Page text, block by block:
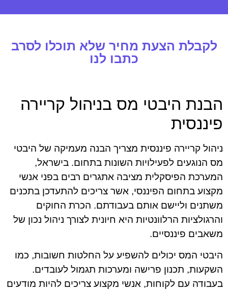
לקבלת הצעת מחיר שלא תוכלו לסרב
כתבו לנו
הבנת היבטי מס בניהול קריירה
פיננסית
ניהול קריירה פיננסית מצריך הבנה מעמיקה של היבטי
מס הנוגעים לפעילויות השונות בתחום. בישראל,
המערכת הפיסקלית מציבה אתגרים רבים בפני אנשי
מקצוע בתחום הפיננסי, אשר צריכים להתעדכן בתכנים
משתנים וליישם אותם בעבודתם. הכרת החוקים
והרגולציות הרלוונטיות היא חיונית לצורך ניהול נכון של
משאבים פיננסיים.
היבטי המס יכולים להשפיע על החלטות חשובות, כמו
השקעות, תכנון פרישה ומערכות תגמול לעובדים.
בעבודה עם לקוחות, אנשי מקצוע צריכים להיות מודעים